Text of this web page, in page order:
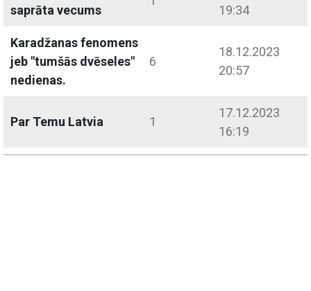
saprāta vecums 19:34
Karadžanas fenomens
jeb "tumšās dvēseles"
nedienas.
6
18.12.2023
20:57
Par Temu Latvia 1
17.12.2023
16:19